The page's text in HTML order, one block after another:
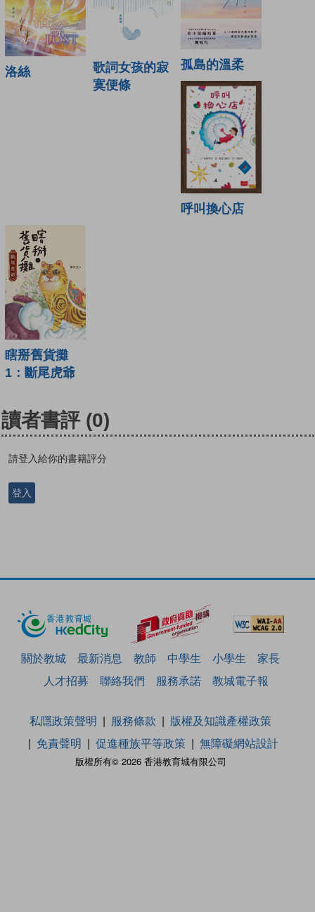
洛絲
歌詞女孩的寂
寞便條
孤島的溫柔
呼叫換心店
瞎掰舊貨攤
1：斷尾虎爺
讀者書評 (0)
請登入給你的書籍評分
登入
關於教城 最新消息 教師 中學生 小學生
家長
人才招募
聯絡我們 服務承諾 教城電子報
版權所有© 2026 香港教育城有限公司
私隱政策聲明 服務條款
版權及知識產權政策
免責聲明
促進種族平等政策 無障礙網站設計